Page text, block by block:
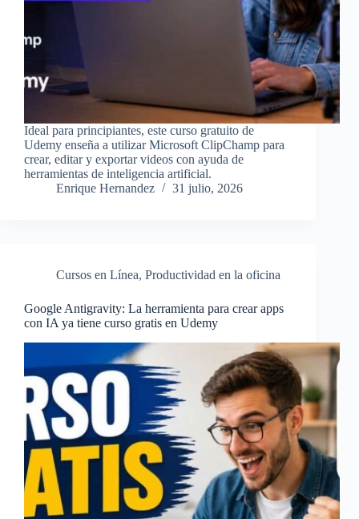
Ideal para principiantes, este curso gratuito de
Udemy enseña a utilizar Microsoft ClipChamp para
crear, editar y exportar videos con ayuda de
herramientas de inteligencia artificial.
Enrique Hernandez
31 julio, 2026
Cursos en Línea, Productividad en la oficina
Google Antigravity: La herramienta para crear apps
con IA ya tiene curso gratis en Udemy